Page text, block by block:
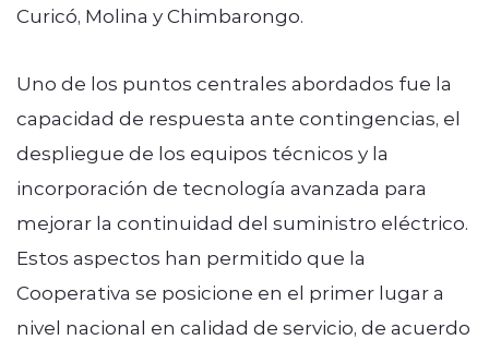
Curicó, Molina y Chimbarongo.
Uno de los puntos centrales abordados fue la
capacidad de respuesta ante contingencias, el
despliegue de los equipos técnicos y la
incorporación de tecnología avanzada para
mejorar la continuidad del suministro eléctrico.
Estos aspectos han permitido que la
Cooperativa se posicione en el primer lugar a
nivel nacional en calidad de servicio, de acuerdo